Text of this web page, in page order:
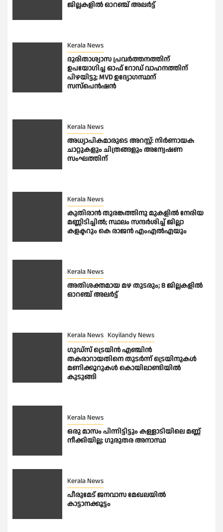
ജില്ലകളിൽ ഓറഞ്ച് അലർട്ട്
Kerala News
ദുരിതാശ്വാസ പ്രവർത്തനത്തിന്
ഉപയോഗിച്ച ഓഫ് റോഡ് വാഹനത്തിന്
പിഴയിട്ടു; MVD ഉദ്യോഗസ്ഥന്
സസ്പെൻഷൻ
Kerala News
അധ്യാപികമാരുടെ അറസ്റ്റ്: നിർണായക
ചാറ്റുകളും ചിത്രങ്ങളും അന്വേഷണ
സംഘത്തിന്
Kerala News
കുതിരാന്‍ തുരങ്കത്തിനു മുകളില്‍ നേരിയ
മണ്ണിടിച്ചില്‍; സ്ഥലം സന്ദര്‍ശിച്ച് ജില്ലാ
കളക്ടറും കെ രാജന്‍ എംഎല്‍എയും
Kerala News
അതിശക്തമായ മഴ തുടരും; 8 ജില്ലകളില്‍
ഓറഞ്ച് അലര്‍ട്ട്
Kerala News Koyilandy News
ഗുഡ്സ് ട്രെയിൻ എഞ്ചിൻ
തകരാറായതിനെ തുടർന്ന് ട്രെയിനുകൾ
മണിക്കൂറുകൾ കൊയിലാണ്ടിയിൽ
കുടുങ്ങി
Kerala News
ഒരു മാസം പിന്നിട്ടിട്ടും കള്ളാടിയിലെ മണ്ണ്
നീക്കിയില്ല; ഗുരുതര അനാസ്ഥ
Kerala News
പീരുമേട് ജനവാസ മേഖലയിൽ
കാട്ടാനക്കൂട്ടം